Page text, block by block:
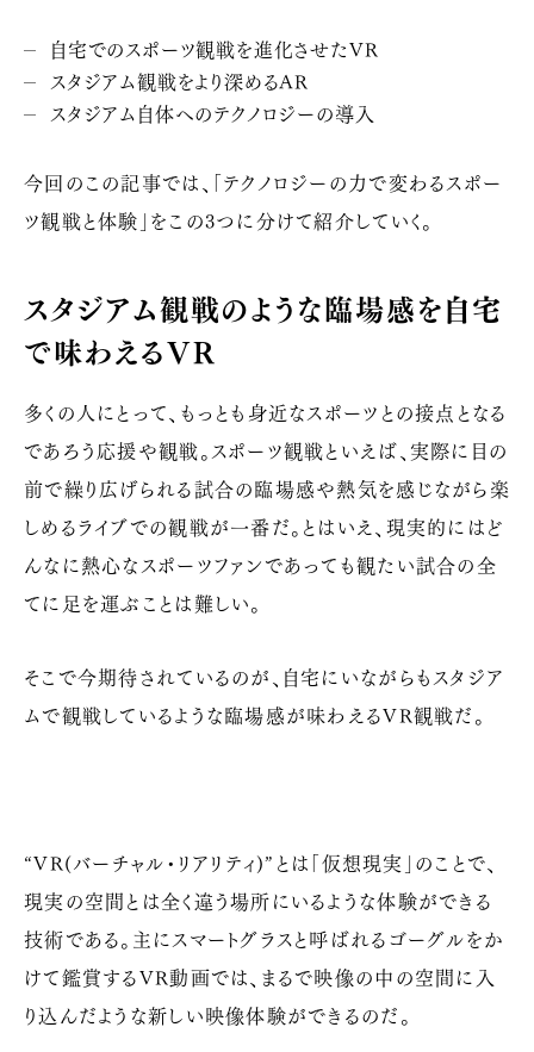
自宅でのスポーツ観戦を進化させたVR
スタジアム観戦をより深めるAR
スタジアム自体へのテクノロジーの導入
今回のこの記事では、「テクノロジーの力で変わるスポー
ツ観戦と体験」をこの3つに分けて紹介していく。
スタジアム観戦のような臨場感を自宅
で味わえるVR
多くの人にとって、もっとも身近なスポーツとの接点となる
であろう応援や観戦。スポーツ観戦といえば、実際に目の
前で繰り広げられる試合の臨場感や熱気を感じながら楽
しめるライブでの観戦が一番だ。とはいえ、現実的にはど
んなに熱心なスポーツファンであっても観たい試合の全
てに足を運ぶことは難しい。
そこで今期待されているのが、自宅にいながらもスタジア
ムで観戦しているような臨場感が味わえるVR観戦だ。
“VR(バーチャル・リアリティ)”とは「仮想現実」のことで、
現実の空間とは全く違う場所にいるような体験ができる
技術である。主にスマートグラスと呼ばれるゴーグルをか
けて鑑賞するVR動画では、まるで映像の中の空間に入
り込んだような新しい映像体験ができるのだ。